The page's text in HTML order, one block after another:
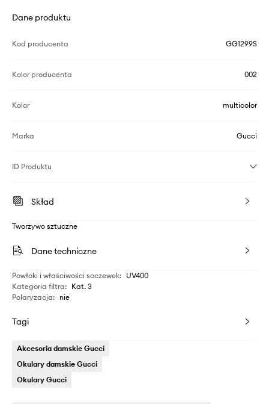
Dane produktu
Kod producenta GG1299S
Kolor producenta 002
Kolor multicolor
Marka Gucci
ID Produktu
Skład
Tworzywo sztuczne
Dane techniczne
Powłoki i właściwości soczewek: UV400
Kategoria filtra: Kat. 3
Polaryzacja: nie
Tagi
Akcesoria damskie Gucci
Okulary damskie Gucci
Okulary Gucci